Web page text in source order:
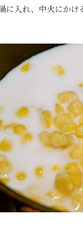
に入れ、中火にかけ